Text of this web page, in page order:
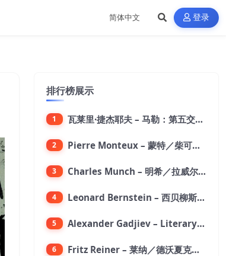
登录
排行榜展示
1 瓦莱里·捷杰耶夫 – 马勒：第五交响曲【96kHz／24bit】
2 Pierre Monteux – 蒙特／柴可夫斯基：第六交响曲【176.4kHz／24bit】
3 Charles Munch – 明希／拉威尔：波莱罗舞曲【176.4kHz／24bit】
4 Leonard Bernstein – 西贝柳斯：芬兰颂／格里格：培尔·金特组曲【44.1kHz／24bit】
5 Alexander Gadjiev – Literary Fantasies【FLAC 192】
6 Fritz Reiner – 莱纳／德沃夏克：第九交响曲【176.4kHz／24bit】